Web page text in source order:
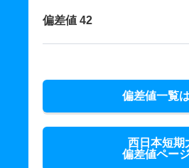
偏差値 42
偏差値一覧
西日本短期
偏差値ペー